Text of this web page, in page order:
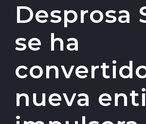
Desprosa
se ha
nueva